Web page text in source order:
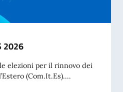
2026
elezioni per il rinnovo dei
(Com.It.Es)....